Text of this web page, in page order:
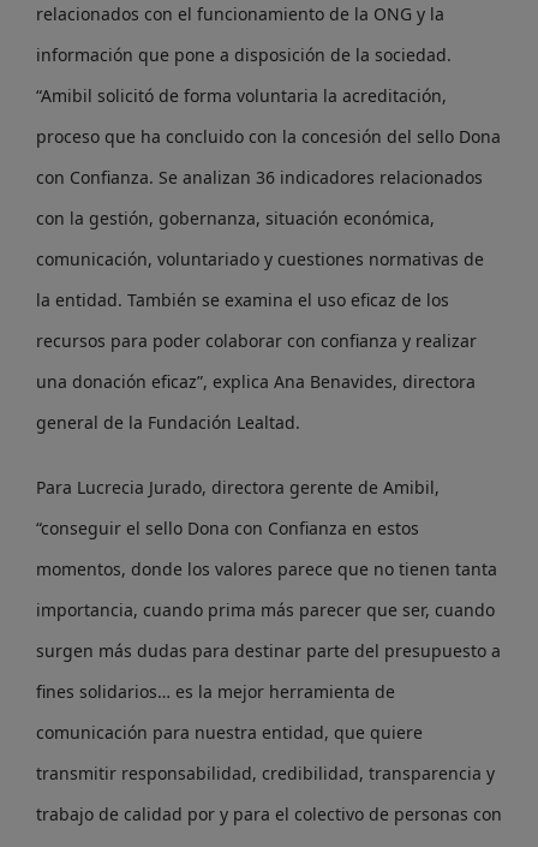
relacionados con el funcionamiento de la ONG y la
información que pone a disposición de la sociedad.
“Amibil solicitó de forma voluntaria la acreditación,
proceso que ha concluido con la concesión del sello Dona
con Confianza. Se analizan 36 indicadores relacionados
con la gestión, gobernanza, situación económica,
comunicación, voluntariado y cuestiones normativas de
la entidad. También se examina el uso eficaz de los
recursos para poder colaborar con confianza y realizar
una donación eficaz”, explica Ana Benavides, directora
general de la Fundación Lealtad.
Para Lucrecia Jurado, directora gerente de Amibil,
“conseguir el sello Dona con Confianza en estos
momentos, donde los valores parece que no tienen tanta
importancia, cuando prima más parecer que ser, cuando
surgen más dudas para destinar parte del presupuesto a
fines solidarios… es la mejor herramienta de
comunicación para nuestra entidad, que quiere
transmitir responsabilidad, credibilidad, transparencia y
trabajo de calidad por y para el colectivo de personas con